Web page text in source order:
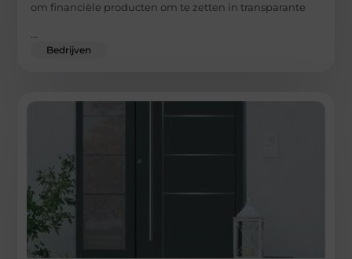
om financiële producten om te zetten in transparante
Bedrijven